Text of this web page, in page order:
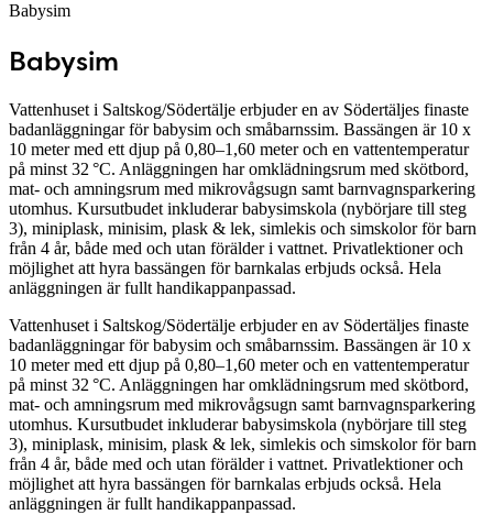
Babysim
Babysim
Vattenhuset i Saltskog/Södertälje erbjuder en av Södertäljes finaste
badanläggningar för babysim och småbarnssim. Bassängen är 10 x
10 meter med ett djup på 0,80–1,60 meter och en vattentemperatur
på minst 32 °C. Anläggningen har omklädningsrum med skötbord,
mat- och amningsrum med mikrovågsugn samt barnvagnsparkering
utomhus. Kursutbudet inkluderar babysimskola (nybörjare till steg
3), miniplask, minisim, plask & lek, simlekis och simskolor för barn
från 4 år, både med och utan förälder i vattnet. Privatlektioner och
möjlighet att hyra bassängen för barnkalas erbjuds också. Hela
anläggningen är fullt handikappanpassad.
Vattenhuset i Saltskog/Södertälje erbjuder en av Södertäljes finaste
badanläggningar för babysim och småbarnssim. Bassängen är 10 x
10 meter med ett djup på 0,80–1,60 meter och en vattentemperatur
på minst 32 °C. Anläggningen har omklädningsrum med skötbord,
mat- och amningsrum med mikrovågsugn samt barnvagnsparkering
utomhus. Kursutbudet inkluderar babysimskola (nybörjare till steg
3), miniplask, minisim, plask & lek, simlekis och simskolor för barn
från 4 år, både med och utan förälder i vattnet. Privatlektioner och
möjlighet att hyra bassängen för barnkalas erbjuds också. Hela
anläggningen är fullt handikappanpassad.